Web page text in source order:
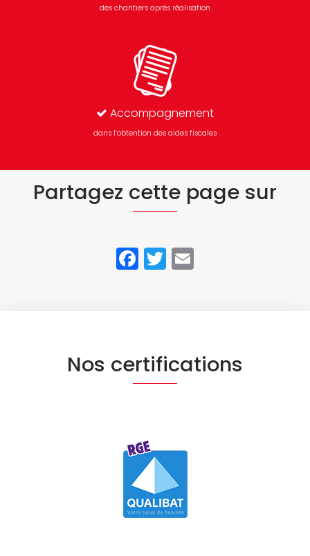
des chantiers après réalisation
Accompagnement
dans l’obtention des aides fiscales
Partagez cette page sur
Facebook
Twitter
Nos certifications